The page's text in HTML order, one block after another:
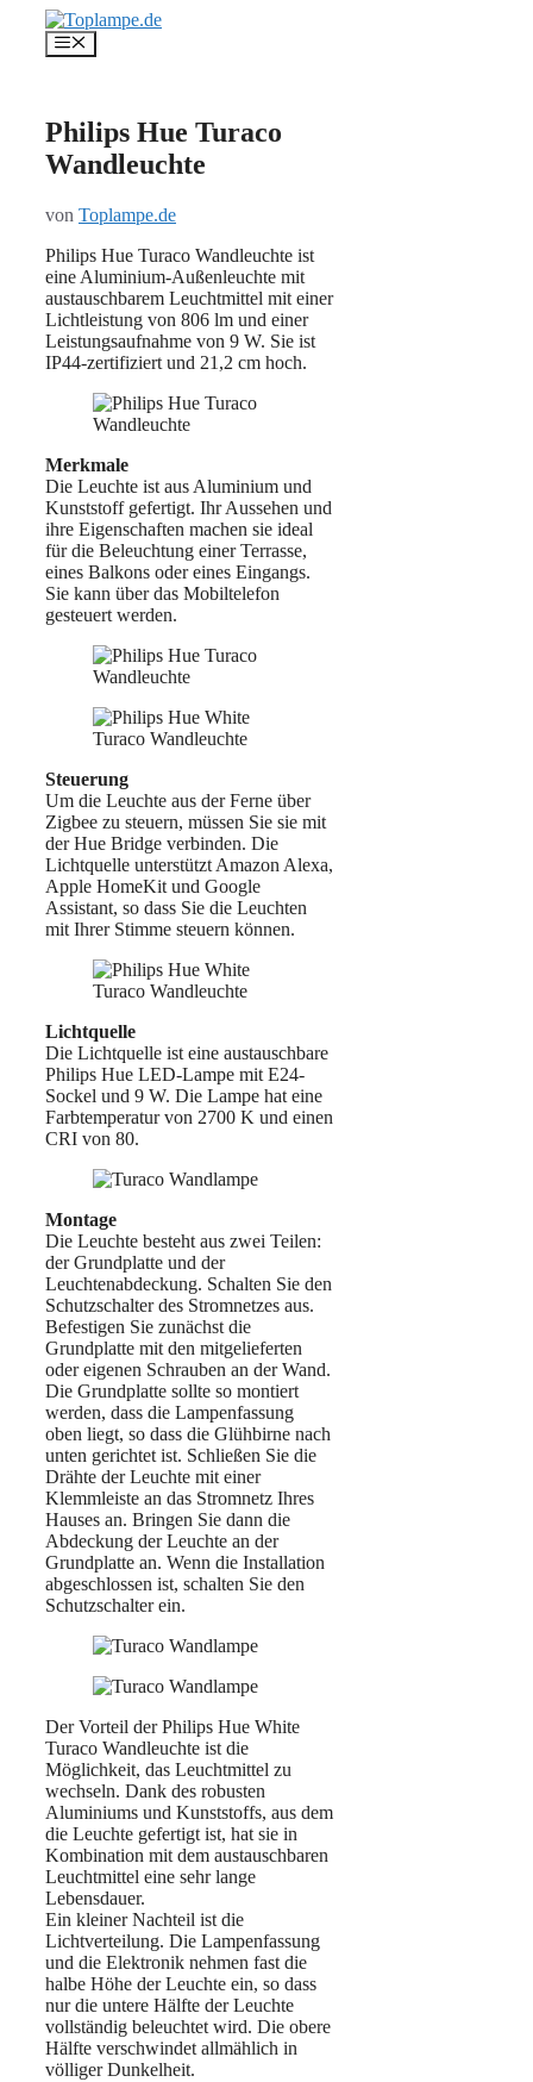
Inhalt
springen
Menü
Philips Hue Turaco
Wandleuchte
von Toplampe.de
Philips Hue Turaco Wandleuchte ist
eine Aluminium-Außenleuchte mit
austauschbarem Leuchtmittel mit einer
Lichtleistung von 806 lm und einer
Leistungsaufnahme von 9 W. Sie ist
IP44-zertifiziert und 21,2 cm hoch.
Merkmale
Die Leuchte ist aus Aluminium und
Kunststoff gefertigt. Ihr Aussehen und
ihre Eigenschaften machen sie ideal
für die Beleuchtung einer Terrasse,
eines Balkons oder eines Eingangs.
Sie kann über das Mobiltelefon
gesteuert werden.
Steuerung
Um die Leuchte aus der Ferne über
Zigbee zu steuern, müssen Sie sie mit
der Hue Bridge verbinden. Die
Lichtquelle unterstützt Amazon Alexa,
Apple HomeKit und Google
Assistant, so dass Sie die Leuchten
mit Ihrer Stimme steuern können.
Lichtquelle
Die Lichtquelle ist eine austauschbare
Philips Hue LED-Lampe mit E24-
Sockel und 9 W. Die Lampe hat eine
Farbtemperatur von 2700 K und einen
CRI von 80.
Montage
Die Leuchte besteht aus zwei Teilen:
der Grundplatte und der
Leuchtenabdeckung. Schalten Sie den
Schutzschalter des Stromnetzes aus.
Befestigen Sie zunächst die
Grundplatte mit den mitgelieferten
oder eigenen Schrauben an der Wand.
Die Grundplatte sollte so montiert
werden, dass die Lampenfassung
oben liegt, so dass die Glühbirne nach
unten gerichtet ist. Schließen Sie die
Drähte der Leuchte mit einer
Klemmleiste an das Stromnetz Ihres
Hauses an. Bringen Sie dann die
Abdeckung der Leuchte an der
Grundplatte an. Wenn die Installation
abgeschlossen ist, schalten Sie den
Schutzschalter ein.
Der Vorteil der Philips Hue White
Turaco Wandleuchte ist die
Möglichkeit, das Leuchtmittel zu
wechseln. Dank des robusten
Aluminiums und Kunststoffs, aus dem
die Leuchte gefertigt ist, hat sie in
Kombination mit dem austauschbaren
Leuchtmittel eine sehr lange
Lebensdauer.
Ein kleiner Nachteil ist die
Lichtverteilung. Die Lampenfassung
und die Elektronik nehmen fast die
halbe Höhe der Leuchte ein, so dass
nur die untere Hälfte der Leuchte
vollständig beleuchtet wird. Die obere
Hälfte verschwindet allmählich in
völliger Dunkelheit.